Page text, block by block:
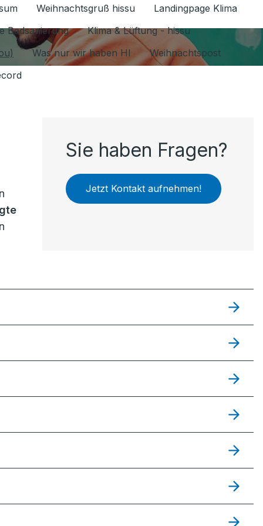
Datenschutz 1.6.2026 umschalten
Weihnachtsgruß hissu
Landingpage Klima
Badsanierung
Klima & Lüftung - hissu
Was nur wir haben HI
Weihnachtspost
Sie haben Fragen?
Jetzt Kontakt aufnehmen!